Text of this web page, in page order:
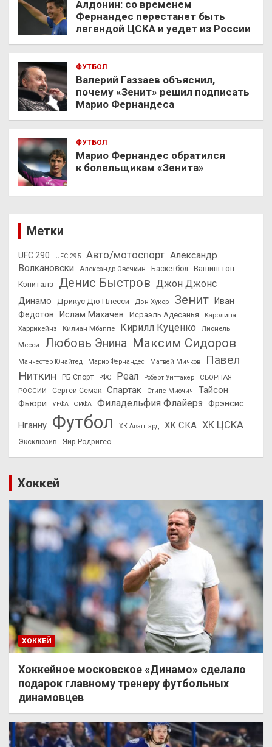
Алдонин: со временем
Фернандес перестанет быть
легендой ЦСКА и уедет из России
ФУТБОЛ
Валерий Газзаев объяснил,
почему «Зенит» решил подписать
Марио Фернандеса
ФУТБОЛ
Марио Фернандес обратился
к болельщикам «Зенита»
Метки
UFC 290 UFC 295 Авто/мотоспорт Александр
Волкановски
Александр Овечкин Баскетбол
Вашингтон
Кэпиталз
Денис Быстров Джон Джонс
Динамо Дрикус Дю Плесси Дэн Хукер Зенит
Иван
Федотов
Ислам Махачев Исраэль Адесанья
Каролина
Харрикейнз
Килиан Мбаппе Кирилл Куценко
Лионель
Месси
Любовь Энина Максим Сидоров
Манчестер Юнайтед Марио Фернандес Матвей Мичков
Павел
Ниткин
РБ Спорт РФС Реал Роберт Уиттакер
СБОРНАЯ
РОССИИ
Сергей Семак Спартак Стипе Миочич
Тайсон
Фьюри
УЕФА ФИФА Филадельфия Флайерз Фрэнсис
Нганну Футбол ХК Авангард ХК СКА ХК ЦСКА
Эксклюзив Яир Родригес
Хоккей
ХОККЕЙ
Хоккейное московское «Динамо» сделало
подарок главному тренеру футбольных
динамовцев